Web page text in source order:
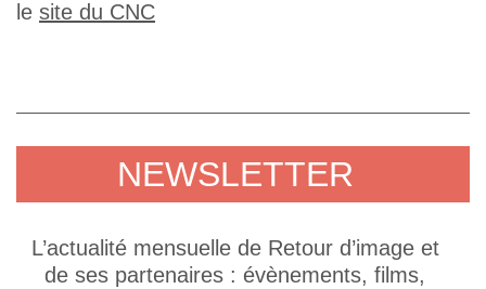
le site du CNC
NEWSLETTER
L’actualité mensuelle de Retour d’image et
de ses partenaires : évènements, films,